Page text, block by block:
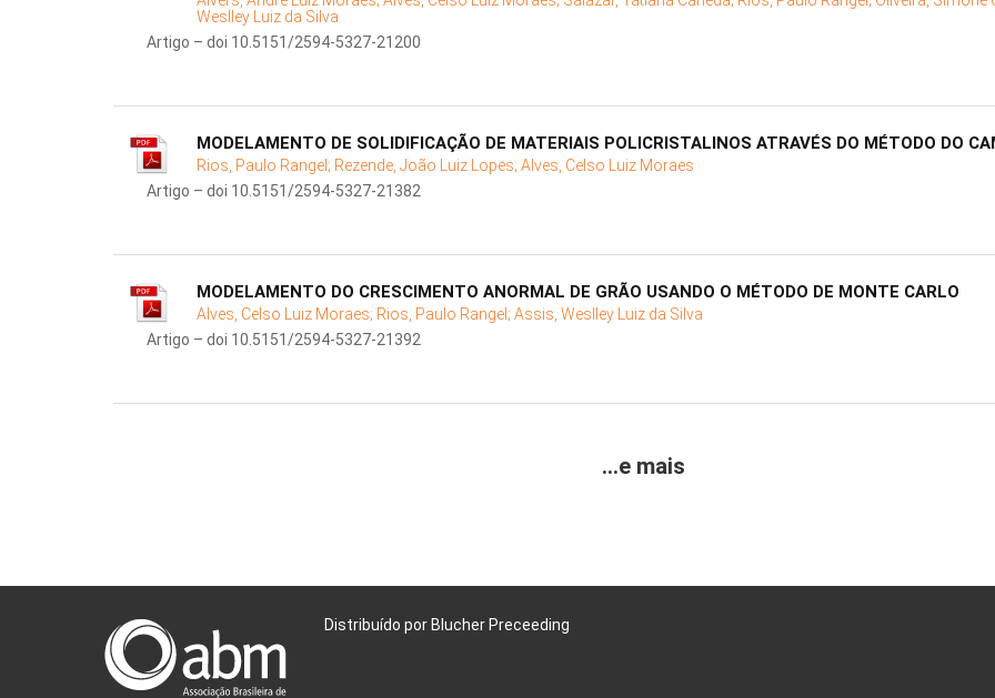
Weslley Luiz da Silva
Artigo – doi 10.5151/2594-5327-21200
MODELAMENTO DE SOLIDIFICAÇÃO DE MATERIAIS POLICRISTALINOS ATRAVÉS DO MÉTODO DO
Rios, Paulo Rangel; Rezende, João Luiz Lopes; Alves, Celso Luiz Moraes
Artigo – doi 10.5151/2594-5327-21382
MODELAMENTO DO CRESCIMENTO ANORMAL DE GRÃO USANDO O MÉTODO DE MONTE CARLO
Alves, Celso Luiz Moraes; Rios, Paulo Rangel; Assis, Weslley Luiz da Silva
Artigo – doi 10.5151/2594-5327-21392
...e mais
Distribuído por Blucher Preceeding